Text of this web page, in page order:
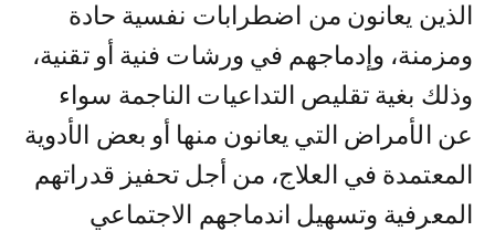
الذين يعانون من اضطرابات نفسية حادة
ومزمنة، وإدماجهم في ورشات فنية أو تقنية،
وذلك بغية تقليص التداعيات الناجمة سواء
عن الأمراض التي يعانون منها أو بعض الأدوية
المعتمدة في العلاج، من أجل تحفيز قدراتهم
المعرفية وتسهيل اندماجهم الاجتماعي